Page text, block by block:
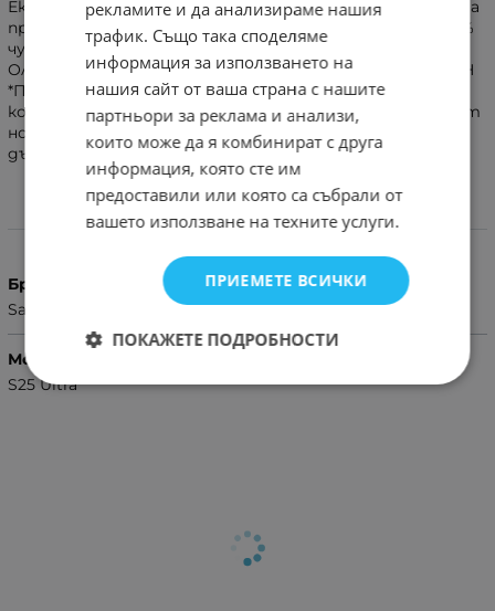
Екстра защита и минимална щета при надраскване на
протектора поради стъклената му структура! 100%
чувствителност и деликатност при допир !
Олеофобно покритие ! Твърдост на повърхността 9Н
*Протекторът има 9Н категоризирана твърдост,
което означава, че може да издържа на драскотини от
ножове и ключове, предлагащ превъзходна
дълготрайност и защита от повреди.
Характеристики
Бранд
Samsung
Модел Телефон
S25 Ultra
рекламите и да анализираме нашия
трафик. Също така споделяме
информация за използването на
нашия сайт от ваша страна с нашите
партньори за реклама и анализи,
които може да я комбинират с друга
информация, която сте им
предоставили или която са събрали от
вашето използване на техните услуги.
ПРИЕМЕТЕ ВСИЧКИ
ПОКАЖЕТЕ ПОДРОБНОСТИ